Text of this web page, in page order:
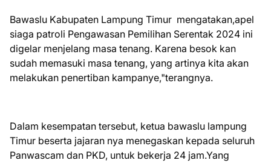
Bawaslu Kabupaten Lampung Timur mengatakan,apel
siaga patroli Pengawasan Pemilihan Serentak 2024 ini
digelar menjelang masa tenang. Karena besok kan
sudah memasuki masa tenang, yang artinya kita akan
melakukan penertiban kampanye,"terangnya.
Dalam kesempatan tersebut, ketua bawaslu lampung
Timur beserta jajaran nya menegaskan kepada seluruh
Panwascam dan PKD, untuk bekerja 24 jam.Yang